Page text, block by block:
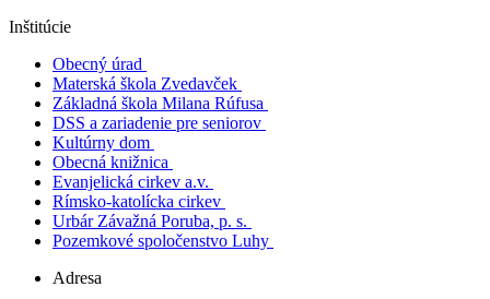
Inštitúcie
Obecný úrad
Materská škola Zvedavček
Základná škola Milana Rúfusa
DSS a zariadenie pre seniorov
Kultúrny dom
Obecná knižnica
Evanjelická cirkev a.v.
Rímsko-katolícka cirkev
Urbár Závažná Poruba, p. s.
Pozemkové spoločenstvo Luhy
Adresa